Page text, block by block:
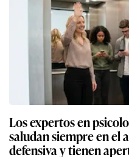
Los expertos en
saludan siempre en el
defensiva y tienen